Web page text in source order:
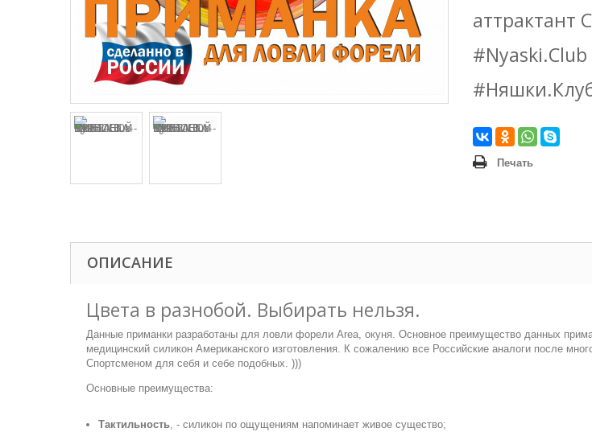
аттрактант
#Nyaski.Club
Печать
ОПИСАНИЕ
Цвета в разнобой. Выбирать нельзя.
Данные приманки разработаны для ловли форели Area, окуня. Основное преимущество данных
медицинский силикон Американского изготовления. К сожалению все Российские аналоги после
Спортсменом для себя и себе подобных. )))
Основные преимущества:
Тактильность, - силикон по ощущениям напоминает живое существо;